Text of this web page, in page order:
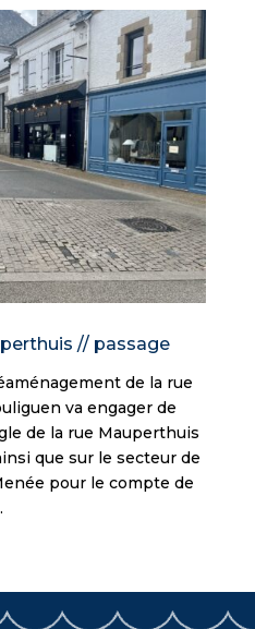
// passage
de la rue
va engager de
de la rue Mauperthuis
que sur le secteur de
pour le compte de